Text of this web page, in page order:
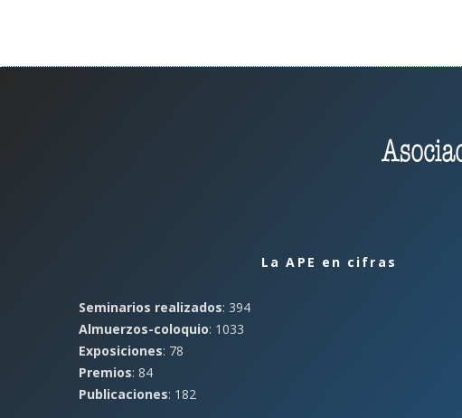
La APE en cifras
Seminarios realizados: 394
Almuerzos-coloquio: 1033
Exposiciones: 78
Premios: 84
Publicaciones: 182